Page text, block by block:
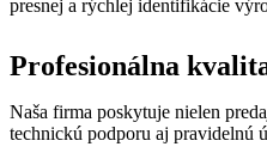
presnej a rýchlej identifikácie
Profesionálna
Naša firma poskytuje nielen
technickú podporu aj pravidelnú